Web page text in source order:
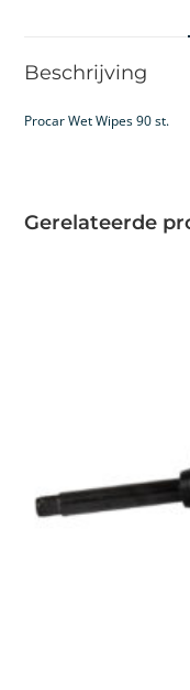
Beschrijving
Procar Wet Wipes 90 st.
Gerelateerde